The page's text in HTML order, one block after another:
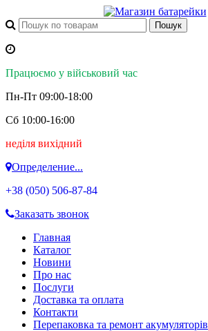
Працюємо у військовий час
Пн-Пт 09:00-18:00
Сб 10:00-16:00
неділя вихідний
Определение...
+38 (050) 506-87-84
Заказать звонок
Главная
Каталог
Новини
Про нас
Послуги
Доставка та оплата
Контакти
Перепаковка та ремонт акумуляторів